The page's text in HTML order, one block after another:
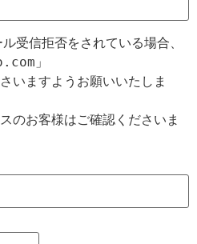
受信拒否をされている場合、
」
いますようお願いいたしま
のお客様はご確認くださいま